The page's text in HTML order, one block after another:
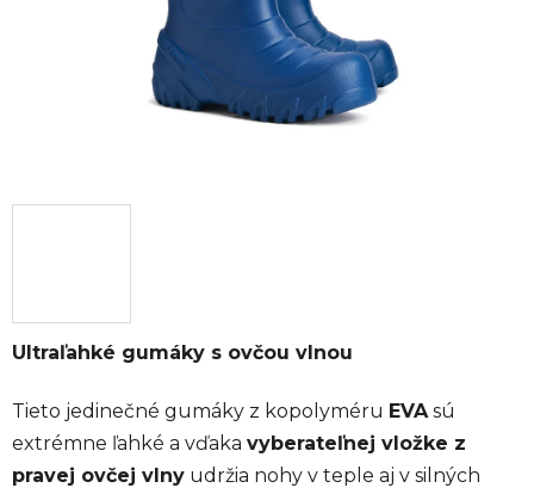
Ultraľahké gumáky s ovčou vlnou
Tieto jedinečné gumáky z kopolyméru EVA sú
extrémne ľahké a vďaka vyberateľnej vložke z
pravej ovčej vlny udržia nohy v teple aj v silných